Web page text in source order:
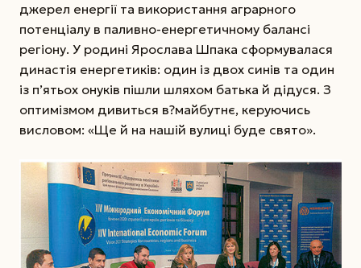
джерел енергії та використання аграрного
потенціалу в паливно-­енергетичному балансі
регіону. У родині Ярослава Шпака сформувалася
династія енергетиків: один із двох синів та один
із п’ятьох онуків пішли шляхом батька й дідуся. З
оптимізмом дивиться в?майбутнє, керуючись
висловом: «Ще й на нашій вулиці буде свято».